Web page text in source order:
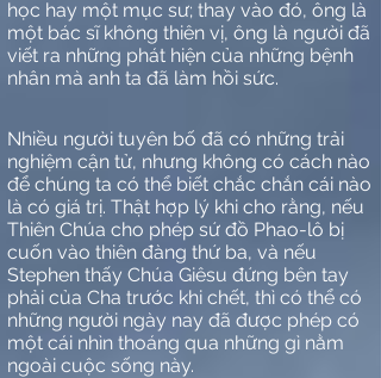
học hay một mục sư; thay vào đó, ông là
một bác sĩ không thiên vị, ông là người đã
viết ra những phát hiện của những bệnh
nhân mà anh ta đã làm hồi sức.
Nhiều người tuyên bố đã có những trải
nghiệm cận tử, nhưng không có cách nào
để chúng ta có thể biết chắc chắn cái nào
là có giá trị. Thật hợp lý khi cho rằng, nếu
Thiên Chúa cho phép sứ đồ Phao-lô bị
cuốn vào thiên đàng thứ ba, và nếu
Stephen thấy Chúa Giêsu đứng bên tay
phải của Cha trước khi chết, thì có thể có
những người ngày nay đã được phép có
một cái nhìn thoáng qua những gì nằm
ngoài cuộc sống này.